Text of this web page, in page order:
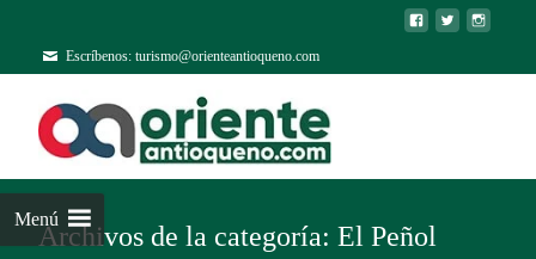
Escríbenos: turismo@orienteantioqueno.com
Menú
Archivos de la categoría: El Peñol